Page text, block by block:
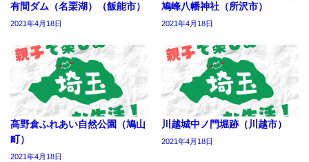
有間ダム（名栗湖）（飯能市）
2021年4月18日
鳩峰八幡神社（所沢市）
2021年4月18日
高野倉ふれあい自然公園（鳩山
町）
2021年4月18日
川越城中ノ門堀跡（川越市）
2021年4月18日